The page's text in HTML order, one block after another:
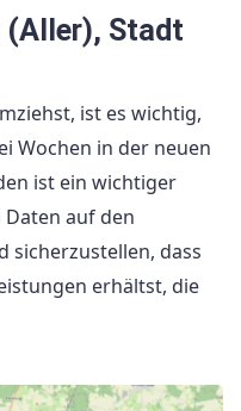
(Aller), Stadt
ist es wichtig,
Wochen in der neuen
ist ein wichtiger
auf den
sicherzustellen, dass
erhältst, die